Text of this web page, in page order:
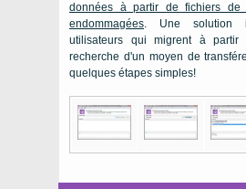
données à partir de fichiers de
endommagées. Une solution
utilisateurs qui migrent à partir
recherche d'un moyen de
quelques étapes simples!